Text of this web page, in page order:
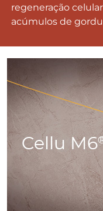
regeneração
acúmulos de